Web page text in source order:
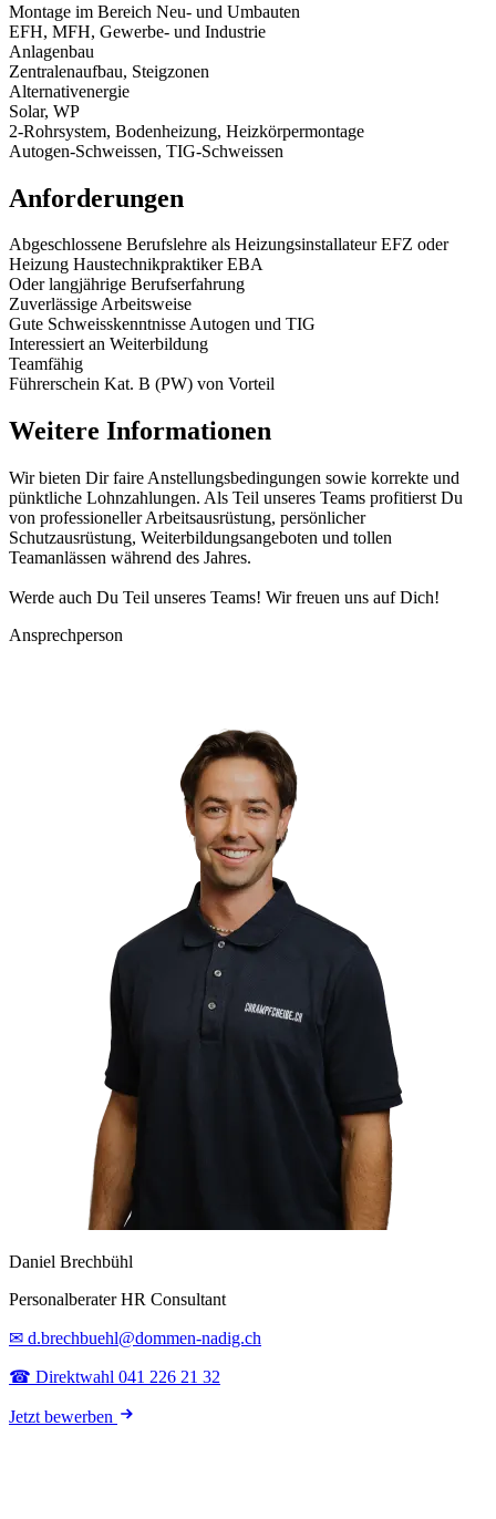
Montage im Bereich Neu- und Umbauten
EFH, MFH, Gewerbe- und Industrie
Anlagenbau
Zentralenaufbau, Steigzonen
Alternativenergie
Solar, WP
2-Rohrsystem, Bodenheizung, Heizkörpermontage
Autogen-Schweissen, TIG-Schweissen
Anforderungen
Abgeschlossene Berufslehre als Heizungsinstallateur EFZ oder
Heizung Haustechnikpraktiker EBA
Oder langjährige Berufserfahrung
Zuverlässige Arbeitsweise
Gute Schweisskenntnisse Autogen und TIG
Interessiert an Weiterbildung
Teamfähig
Führerschein Kat. B (PW) von Vorteil
Weitere Informationen
Wir bieten Dir faire Anstellungsbedingungen sowie korrekte und
pünktliche Lohnzahlungen. Als Teil unseres Teams profitierst Du
von professioneller Arbeitsausrüstung, persönlicher
Schutzausrüstung, Weiterbildungsangeboten und tollen
Teamanlässen während des Jahres.
Werde auch Du Teil unseres Teams! Wir freuen uns auf Dich!
Ansprechperson
Daniel Brechbühl
Personalberater HR Consultant
✉ d.brechbuehl@dommen-nadig.ch
☎ Direktwahl 041 226 21 32
Jetzt bewerben